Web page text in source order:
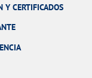
Y CERTIFICADOS